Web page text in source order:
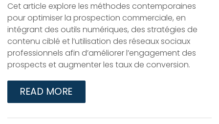
Cet article explore les méthodes contemporaines
pour optimiser la prospection commerciale, en
intégrant des outils numériques, des stratégies de
contenu ciblé et l’utilisation des réseaux sociaux
professionnels afin d’améliorer l’engagement des
prospects et augmenter les taux de conversion.​
READ MORE